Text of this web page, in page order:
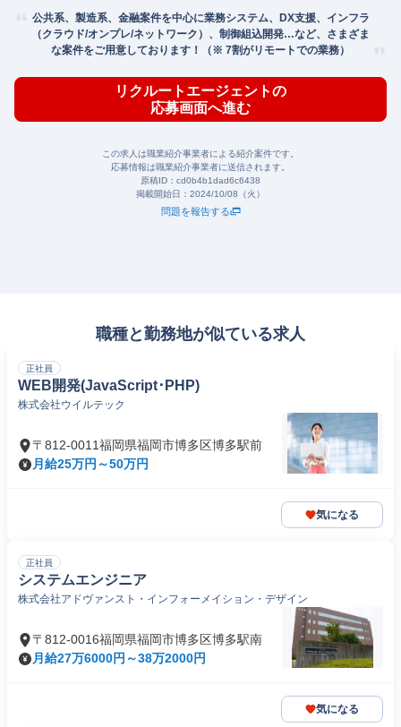
公共系、製造系、金融案件を中心に業務システム、DX支援、インフラ
（クラウド/オンプレ/ネットワーク）、制御組込開発…など、さまざま
な案件をご用意しております！（※ 7割がリモートでの業務）
リクルートエージェントの
応募画面へ進む
この求人は職業紹介事業者による紹介案件です。
応募情報は職業紹介事業者に送信されます。
原稿ID： cd0b4b1dad6c6438
掲載開始日： 2024/10/08（火）
問題を報告する
職種と勤務地が似ている求人
正社員
WEB開発(JavaScript･PHP)
株式会社ウイルテック
〒812-0011福岡県福岡市博多区博多駅前
月給25万円～50万円
気になる
正社員
システムエンジニア
株式会社アドヴァンスト・インフォーメイション・デザイン
〒812-0016福岡県福岡市博多区博多駅南
月給27万6000円～38万2000円
気になる